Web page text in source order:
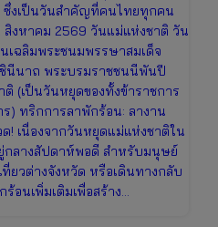
ซึ่งเป็นวันสำคัญที่คนไทยทุกคน
สิงหาคม 2569 วันแม่แห่งชาติ วัน
เฉลิมพระชนมพรรษาสมเด็จ
นีนาถ พระบรมราชชนนีพันปี
(เป็นวันหยุดของทั้งข้าราชการ
) ทริกการลาพักร้อน: ลางาน
! เนื่องจากวันหยุดแม่แห่งชาติใน
กลางสัปดาห์พอดี สำหรับมนุษย์
ยวต่างจังหวัด หรือเดินทางกลับ
อนเพิ่มเติมเพื่อสร้าง…